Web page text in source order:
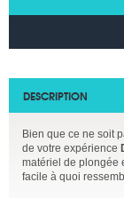
DESCRIPTION
Bien que ce ne soit
de votre expérience
matériel de plongée
facile à quoi